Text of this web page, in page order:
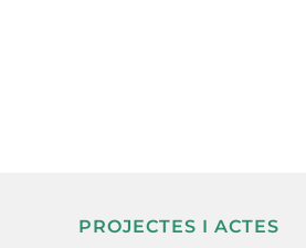
PROJECTES I ACTES